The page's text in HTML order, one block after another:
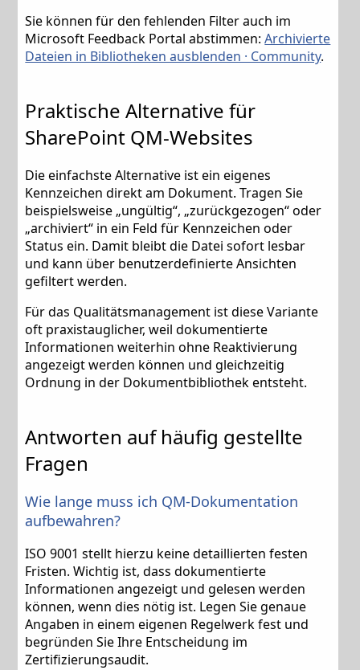
Sie können für den fehlenden Filter auch im
Microsoft Feedback Portal abstimmen:Archivierte
Dateien in Bibliotheken ausblenden · Community.
Praktische Alternative für
SharePoint QM-Websites
Die einfachste Alternative ist ein eigenes
Kennzeichen direkt am Dokument. Tragen Sie
beispielsweise „ungültig“, „zurückgezogen“ oder
„archiviert“ in ein Feld für Kennzeichen oder
Status ein. Damit bleibt die Datei sofort lesbar
und kann über benutzerdefinierte Ansichten
gefiltert werden.
Für das Qualitätsmanagement ist diese Variante
oft praxistauglicher, weil dokumentierte
Informationen weiterhin ohne Reaktivierung
angezeigt werden können und gleichzeitig
Ordnung in der Dokumentbibliothek entsteht.
Antworten auf häufig gestellte
Fragen
Wie lange muss ich QM-Dokumentation
aufbewahren?
ISO 9001 stellt hierzu keine detaillierten festen
Fristen. Wichtig ist, dass dokumentierte
Informationen angezeigt und gelesen werden
können, wenn dies nötig ist. Legen Sie genaue
Angaben in einem eigenen Regelwerk fest und
begründen Sie Ihre Entscheidung im
Zertifizierungsaudit.